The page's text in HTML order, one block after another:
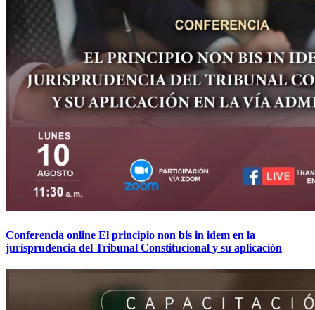
Conferencia online El principio non bis in idem en la
jurisprudencia del Tribunal Constitucional y su aplicación